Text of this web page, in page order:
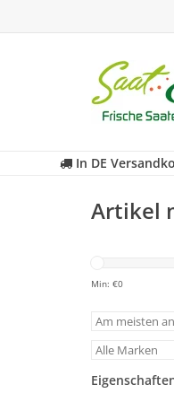
In DE
Artikel
Min: €0